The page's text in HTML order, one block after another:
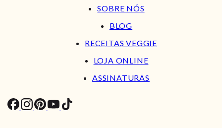
SOBRE NÓS
BLOG
RECEITAS VEGGIE
LOJA ONLINE
ASSINATURAS